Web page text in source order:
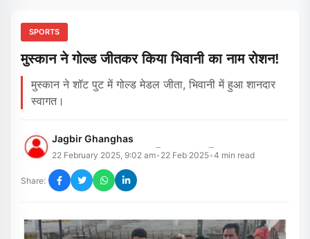
SPORTS
मुस्कान ने गोल्ड जीतकर किया भिवानी का नाम रोशन!
मुस्कान ने शॉट पुट में गोल्ड मेडल जीता, भिवानी में हुआ शानदार
स्वागत।
Jagbir Ghanghas
22 February 2025, 9:02 am• 22 Feb 2025•4 min read
Share: